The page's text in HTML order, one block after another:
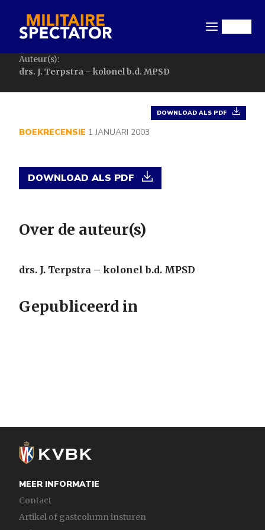
naar
inhoud
gaan
Auteur(s):
drs. J. Terpstra – kolonel b.d. MPSD
DOWNLOAD ALS PDF
BOEKRECENSIE 1 JANUARI 2003
DOWNLOAD ALS PDF
Over de auteur(s)
drs. J. Terpstra – kolonel b.d. MPSD
Gepubliceerd in
MEER INFORMATIE
Contact
Artikel of gastcolumn insturen